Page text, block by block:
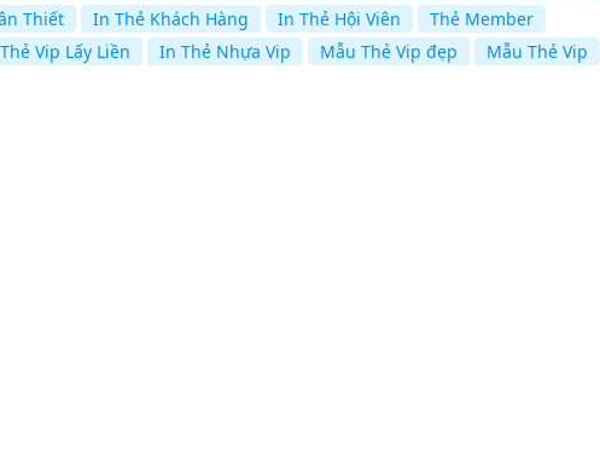
Thiết In Thẻ Khách Hàng In Thẻ Hội Viên
Thẻ Member
Vip Lấy Liền In Thẻ Nhựa Vip Mẫu Thẻ Vip đẹp Mẫu Thẻ Vip